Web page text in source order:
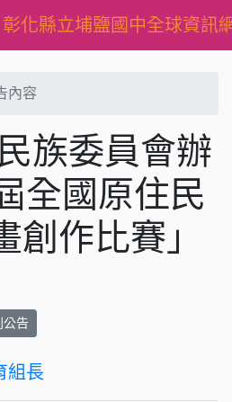
彰化縣立埔鹽國中全球資訊
內容
族委員會辦
全國原住民
創作比賽」
公告
組長